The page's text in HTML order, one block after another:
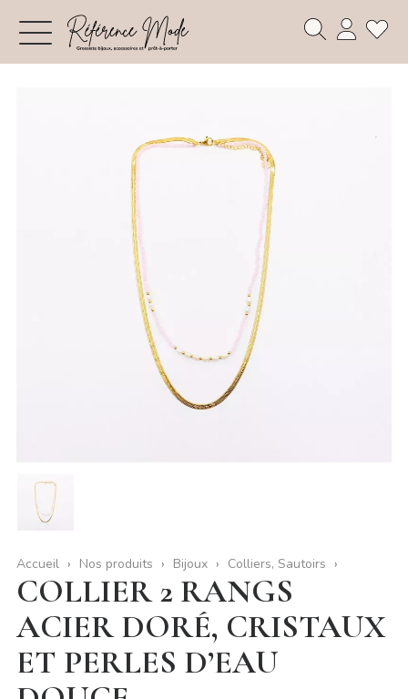
Accueil Nos produits Bijoux Colliers, Sautoirs
COLLIER 2 RANGS
ACIER DORÉ, CRISTAUX
ET PERLES D’EAU